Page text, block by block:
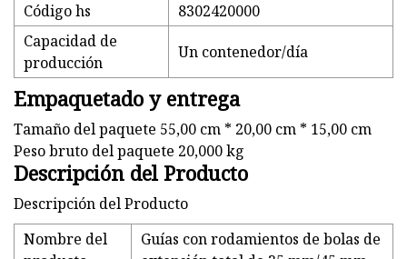
Código hs
8302420000
Capacidad de
producción
Un contenedor/día
Empaquetado y entrega
Tamaño del paquete 55,00 cm * 20,00 cm * 15,00 cm
Peso bruto del paquete 20,000 kg
Descripción del Producto
Descripción del Producto
Nombre del
Guías con rodamientos de bolas de